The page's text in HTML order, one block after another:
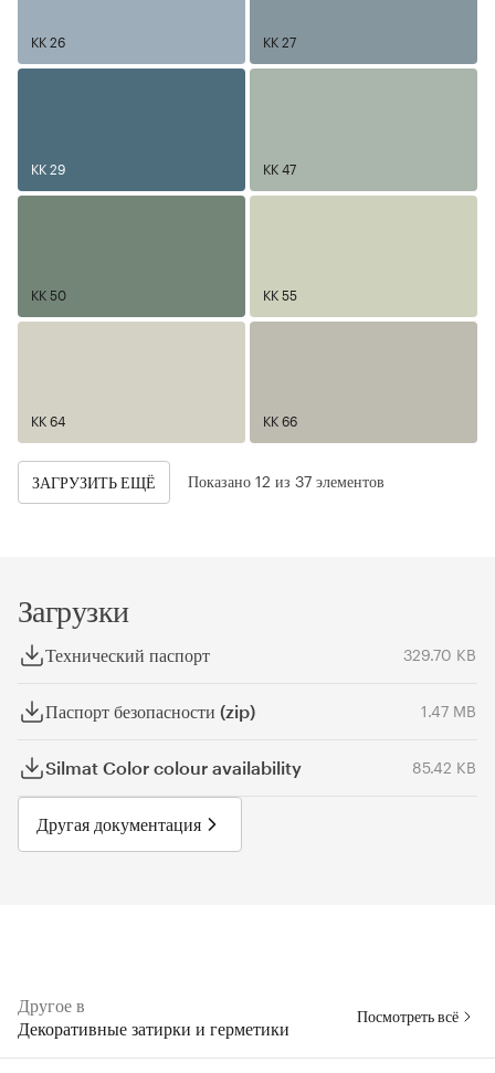
KK 26 KK 27
KK 29 KK 47
KK 50 KK 55
KK 64 KK 66
ЗАГРУЗИТЬ ЕЩЁ Показано 12 из 37 элементов
Загрузки
Технический паспорт 329.70 KB
Паспорт безопасности (zip) 1.47 MB
Silmat Color colour availability 85.42 KB
Другая документация
Другое в
Декоративные затирки и герметики
Посмотреть всё